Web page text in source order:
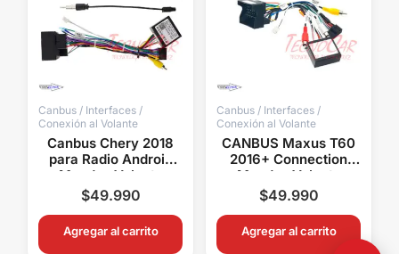
Canbus / Interfaces /
Conexión al Volante
Canbus Chery 2018
para Radio Android
Mandos Volante
Cámara USB
Connection
$49.990
Agregar al carrito
Canbus / Interfaces /
Conexión al Volante
CANBUS Maxus T60
2016+ Connection
Mandos Volante
Cámara Original
Radios Android
$49.990
Agregar al carrito